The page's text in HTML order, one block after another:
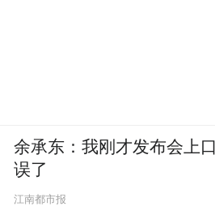
余承东：我刚才发布会上口
误了
江南都市报